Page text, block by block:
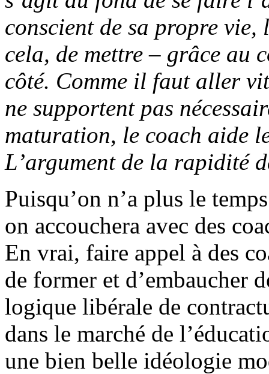
conscient de sa propre
cela, de mettre – grâce au
côté. Comme il faut aller
ne supportent pas
maturation, le coach aide
L’argument de la rapidité
Puisqu’on n’a plus le
on accouchera avec des
En vrai, faire appel à des
de former et d’embaucher
logique libérale de
dans le marché de
une bien belle idéologie